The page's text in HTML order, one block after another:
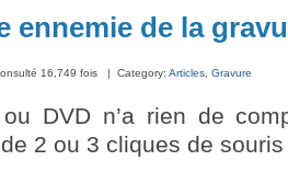
ennemie de la
16,749 fois | Category: Articles Gravure
DVD n’a rien de
2 ou 3 cliques de